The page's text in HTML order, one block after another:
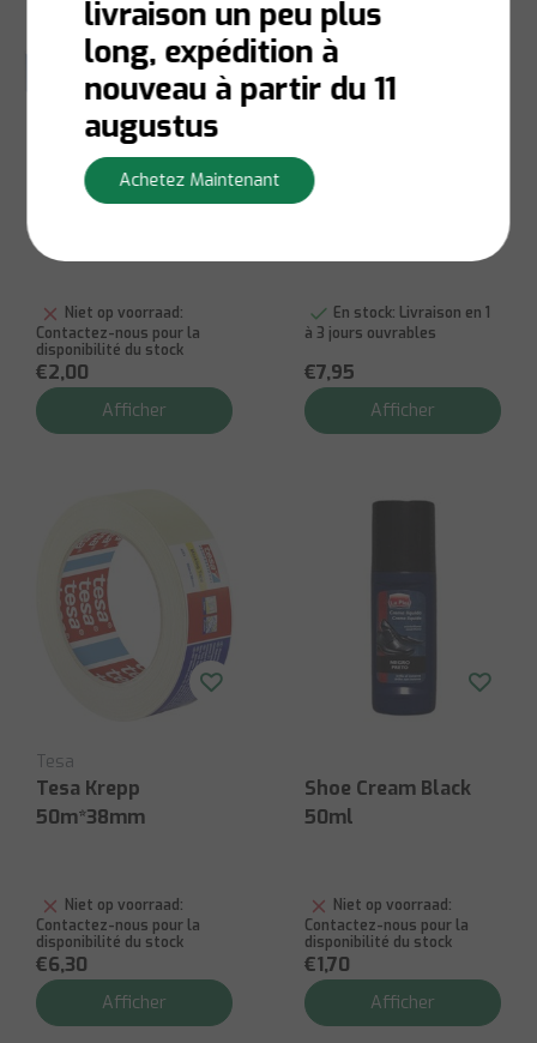
Aquafresh Grandes
Niet op voorraad:
Contactez-nous pour la
disponibilité du stock
€2,00
Afficher
Tesa
Ruban de Masquage
En stock: Livraison en 1
à 3 jours ouvrables
€7,95
Afficher
Tesa
Tesa Krepp
50m*38mm
Niet op voorraad:
Contactez-nous pour la
disponibilité du stock
€6,30
Afficher
Shoe Cream Black
50ml
Niet op voorraad:
Contactez-nous pour la
disponibilité du stock
€1,70
Afficher
livraison un peu plus
long, expédition à
nouveau à partir du 11
augustus
Achetez Maintenant